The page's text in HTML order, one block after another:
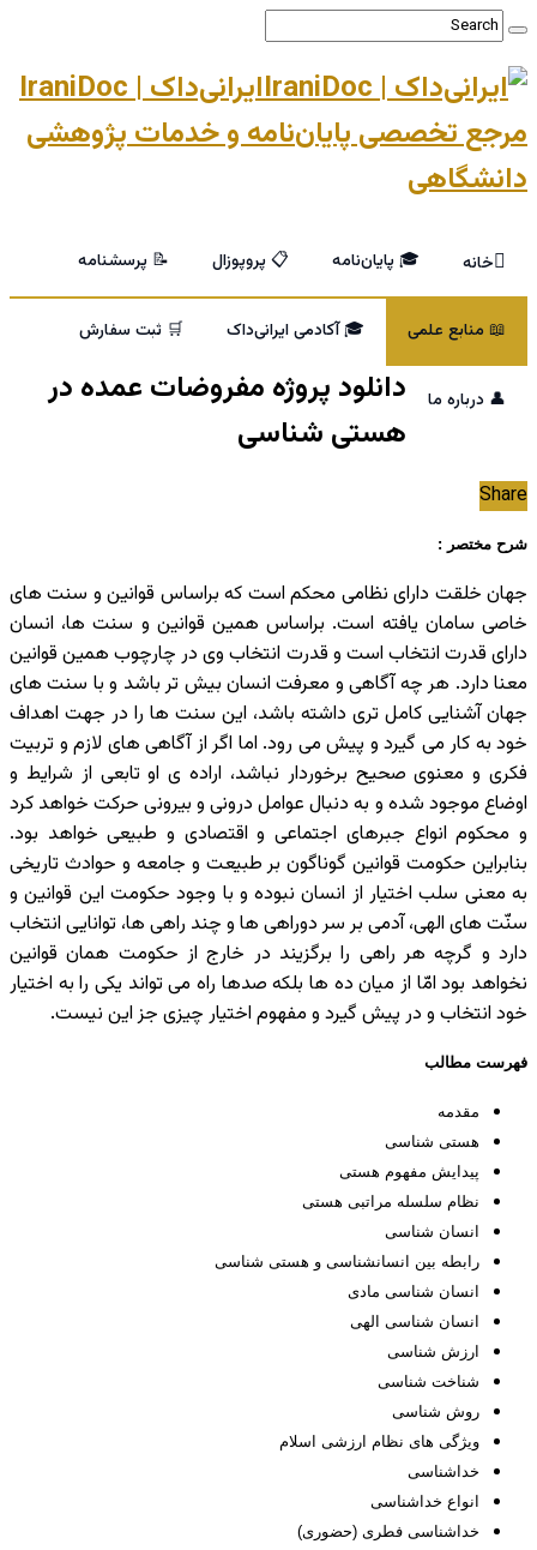
ایرانی‌داک | IraniDoc
مرجع تخصصی پایان‌نامه و خدمات پژوهشی
دانشگاهی
خانه 🎓 پایان‌نامه 📋 پروپوزال 📝 پرسشنامه
📖 منابع علمی 🎓 آکادمی ایرانی‌داک 🛒 ثبت سفارش
👤 درباره ما
دانلود پروژه مفروضات عمده در
هستی شناسی
Share
شرح مختصر :
جهان خلقت دارای نظامی محکم است که براساس قوانين و سنت های
خاصی سامان يافته است. براساس همين قوانين و سنت ها، انسان
دارای قدرت انتخاب است و قدرت انتخاب وی در چارچوب همين قوانين
معنا دارد. هر چه آگاهی و معرفت انسان بيش تر باشد و با سنت های
جهان آشنايی کامل تری داشته باشد، اين سنت ها را در جهت اهداف
خود به کار می گيرد و پيش می رود. اما اگر از آگاهی های لازم و تربيت
فکری و معنوی صحيح برخوردار نباشد، اراده ی او تابعی از شرايط و
اوضاع موجود شده و به دنبال عوامل درونی و بيرونی حرکت خواهد کرد
و محکوم انواع جبرهای اجتماعی و اقتصادی و طبيعی خواهد بود.
بنابراين حکومت قوانين گوناگون بر طبيعت و جامعه و حوادث تاريخی
به معنی سلب اختيار از انسان نبوده و با وجود حکومت اين قوانين و
سنّت های الهی، آدمی بر سر دوراهی ها و چند راهی ها، توانايی انتخاب
دارد و گرچه هر راهی را برگزيند در خارج از حکومت همان قوانين
نخواهد بود امّا از ميان ده ها بلکه صدها راه می تواند يکی را به اختيار
خود انتخاب و در پيش گيرد و مفهوم اختيار چيزی جز اين نيست.
فهرست مطالب
مقدمه
هستی­ شناسی
پیدایش مفهوم هستی
نظام سلسله مراتبی هستی
انسان شناسی
رابطه بین انسان­شناسی و هستی­ شناسی
انسان شناسی مادی
انسان شناسی الهی
ارزش شناسی
شناخت شناسی
روش شناسی
ویژگی های نظام ارزشی اسلام
خداشناسی
انواع خداشناسی
خداشناسی فطری (حضوری)